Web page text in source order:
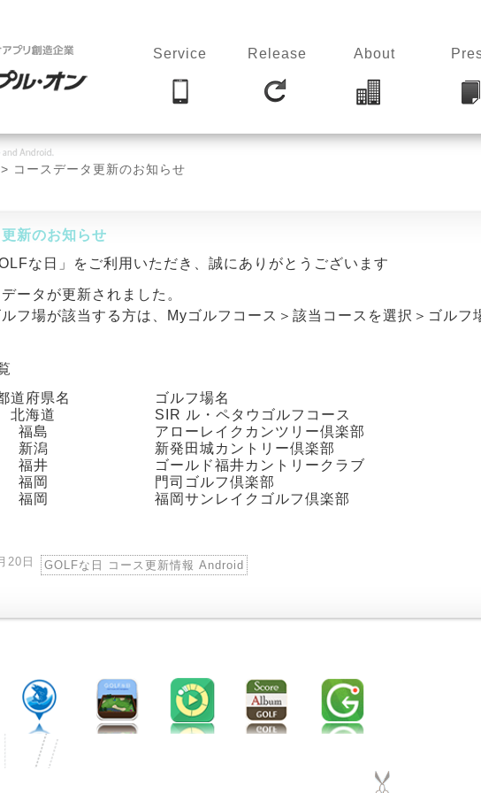
Service Release About
コースデータ更新のお知らせ
新のお知らせ
な日」をご利用いただき、誠にありがとうございます
ータが更新されました。
フ場が該当する方は、Myゴルフコース＞該当コースを選択＞ゴル
道府県名
ゴルフ場名
北海道
SIR ル・ペタウゴルフコース
福島
アローレイクカンツリー倶楽部
新潟
新発田城カントリー倶楽部
福井
ゴールド福井カントリークラブ
福岡
門司ゴルフ倶楽部
福岡
福岡サンレイクゴルフ倶楽部
20日 GOLFな日 コース更新情報 Android